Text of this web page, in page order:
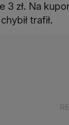
3 zł. Na
trafił.